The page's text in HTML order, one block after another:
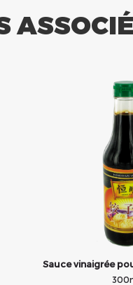
Sauce vinaigrée